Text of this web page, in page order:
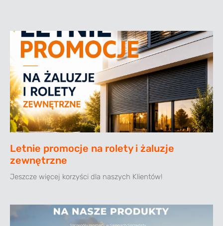
Letnie promocje na rolety i żaluzje
zewnętrzne
Jeszcze więcej korzyści dla naszych Klientów!